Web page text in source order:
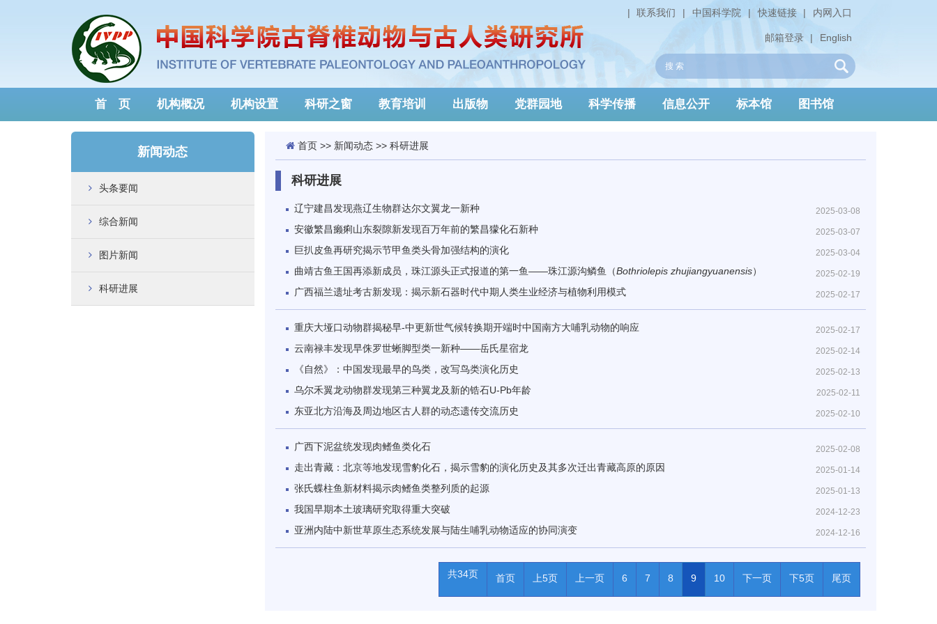
内网入口
|
快速链接
|
中国科学院
|
联系我们
|
English
|
邮箱登录
首 页 机构概况 机构设置 科研之窗 教育培训 出版物 党群园地 科学传播 信息公开 标本馆 图书馆
新闻动态
头条要闻
综合新闻
图片新闻
科研进展
首页>> 新闻动态>> 科研进展
科研进展
2025-03-08
辽宁建昌发现燕辽生物群达尔文翼龙一新种
2025-03-07
安徽繁昌癞痢山东裂隙新发现百万年前的繁昌獴化石新种
2025-03-04
巨扒皮鱼再研究揭示节甲鱼类头骨加强结构的演化
2025-02-19
曲靖古鱼王国再添新成员，珠江源头正式报道的第一鱼——珠江源沟鳞鱼（Bothriolepis zhujiangyuanensis）
2025-02-17
广西福兰遗址考古新发现：揭示新石器时代中期人类生业经济与植物利用模式
2025-02-17
重庆大垭口动物群揭秘早-中更新世气候转换期开端时中国南方大哺乳动物的响应
2025-02-14
云南禄丰发现早侏罗世蜥脚型类一新种——岳氏星宿龙
2025-02-13
《自然》：中国发现最早的鸟类，改写鸟类演化历史
2025-02-11
乌尔禾翼龙动物群发现第三种翼龙及新的锆石U-Pb年龄
2025-02-10
东亚北方沿海及周边地区古人群的动态遗传交流历史
2025-02-08
广西下泥盆统发现肉鳍鱼类化石
2025-01-14
走出青藏：北京等地发现雪豹化石，揭示雪豹的演化历史及其多次迁出青藏高原的原因
2025-01-13
张氏蝶柱鱼新材料揭示肉鳍鱼类整列质的起源
2024-12-23
我国早期本土玻璃研究取得重大突破
2024-12-16
亚洲内陆中新世草原生态系统发展与陆生哺乳动物适应的协同演变
共34页 首页 上5页 上一页 6 7 8 9 10 下一页 下5页 尾页